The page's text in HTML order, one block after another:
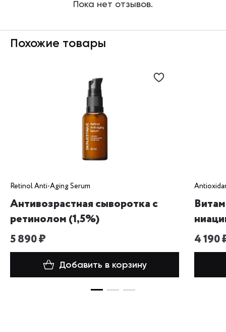
Жирная кожа
Неровный тон
Пигментация
Антибактериальное действие
Выраженное лифтинг-действие
Осветление пигментации и постакне
Улучшение тонуса
Пока нет отзывов.
Похожие товары
Retinol Anti-Aging Serum
Антивозрастная сыворотка с
ретинолом (1,5%)
5 890 ₽
Добавить в корзину
4 190